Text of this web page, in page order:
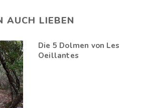
AUCH LIEBEN
Die 5 Dolmen von Les
Oeillantes